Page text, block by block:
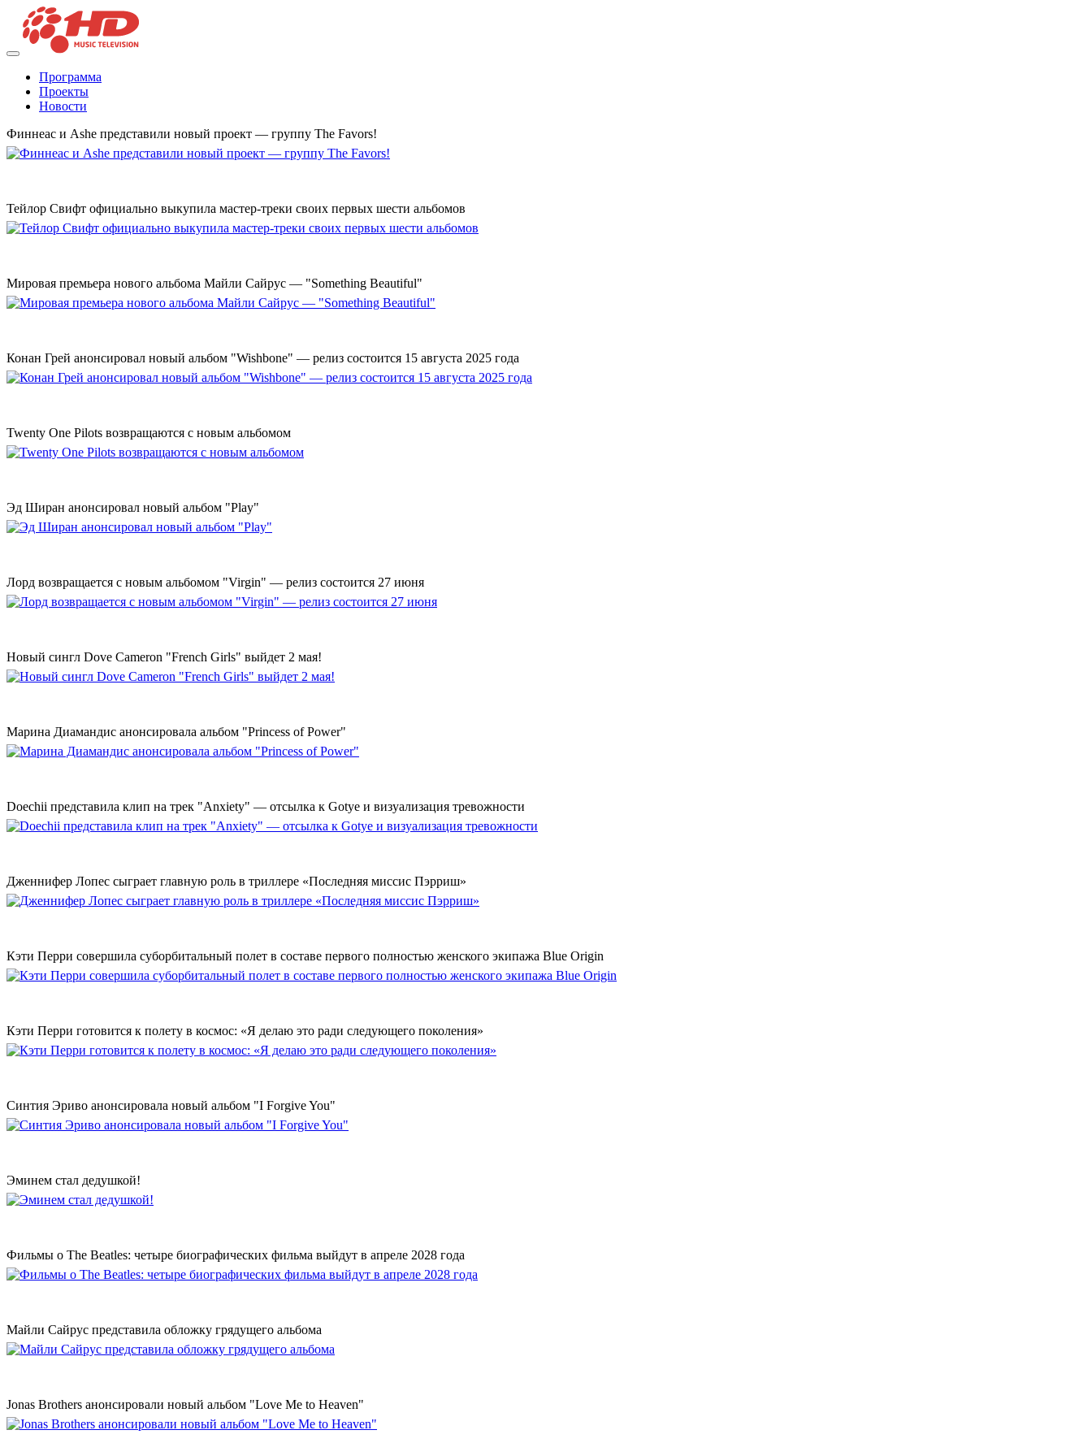
Программа
Проекты
Новости
Финнеас и Ashe представили новый проект — группу The Favors!
Тейлор Свифт официально выкупила мастер-треки своих первых шести альбомов
Мировая премьера нового альбома Майли Сайрус — "Something Beautiful"
Конан Грей анонсировал новый альбом "Wishbone" — релиз состоится 15 августа 2025 года
Twenty One Pilots возвращаются с новым альбомом
Эд Ширан анонсировал новый альбом "Play"
Лорд возвращается с новым альбомом "Virgin" — релиз состоится 27 июня
Новый сингл Dove Cameron "French Girls" выйдет 2 мая!
Марина Диамандис анонсировала альбом "Princess of Power"
Doechii представила клип на трек "Anxiety" — отсылка к Gotye и визуализация тревожности
Дженнифер Лопес сыграет главную роль в триллере «Последняя миссис Пэрриш»
Кэти Перри совершила суборбитальный полет в составе первого полностью женского экипажа Blue Origin
Кэти Перри готовится к полету в космос: «Я делаю это ради следующего поколения»
Синтия Эриво анонсировала новый альбом "I Forgive You"
Эминем стал дедушкой!
Фильмы о The Beatles: четыре биографических фильма выйдут в апреле 2028 года
Майли Сайрус представила обложку грядущего альбома
Jonas Brothers анонсировали новый альбом "Love Me to Heaven"